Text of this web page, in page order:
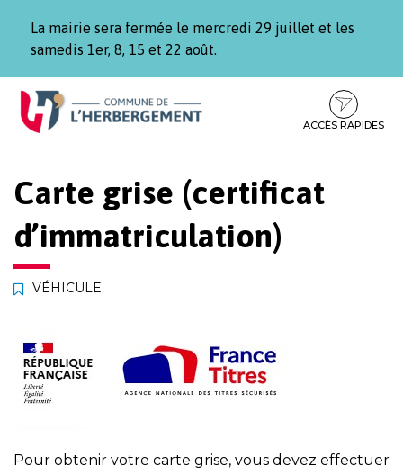
La mairie sera fermée le mercredi 29 juillet et les
samedis 1er, 8, 15 et 22 août.
Aller
Aller
contenu
Aller
pied
ACCÈS RAPIDES
Carte grise (certificat
d’immatriculation)
VÉHICULE
Pour obtenir votre carte grise, vous devez effectuer